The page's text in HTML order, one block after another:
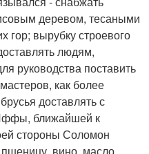
деревом, тесаными
гор; вырубку строевого
людям,
руководства поставить
как более
доставлять с
ближайшей к
стороны Соломон
вино, масло.